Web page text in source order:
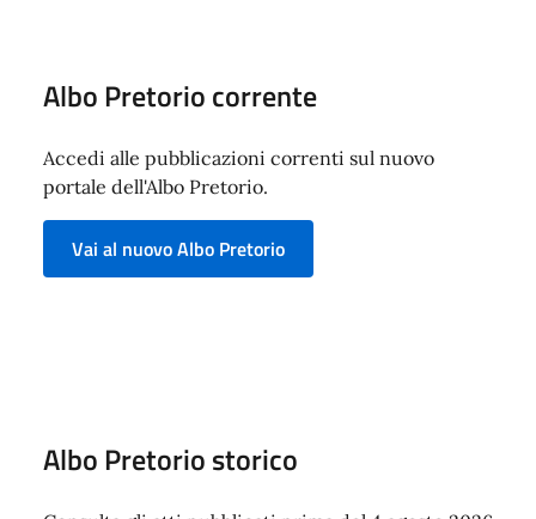
Albo Pretorio corrente
Accedi alle pubblicazioni correnti sul nuovo
portale dell'Albo Pretorio.
Vai al nuovo Albo Pretorio
Albo Pretorio storico